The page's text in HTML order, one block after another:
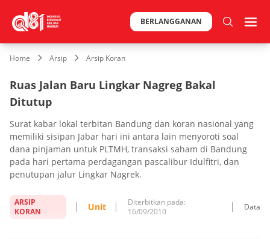
BERLANGGANAN
Home Arsip Arsip Koran
Ruas Jalan Baru Lingkar Nagreg Bakal
Ditutup
Surat kabar lokal terbitan Bandung dan koran nasional yang
memiliki sisipan Jabar hari ini antara lain menyoroti soal
dana pinjaman untuk PLTMH, transaksi saham di Bandung
pada hari pertama perdagangan pascalibur Idulfitri, dan
penutupan jalur Lingkar Nagrek.
ARSIP
KORAN
Unit
Diterbitkan pada:
16/09/2010
Data